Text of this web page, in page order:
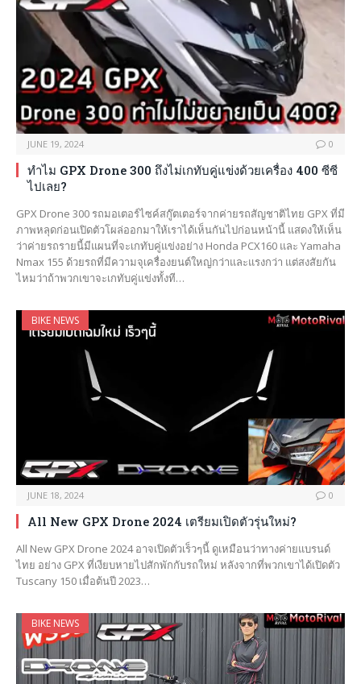
JUNE 19, 2024 0
ทำไม GPX Drone 300 ถึงไม่เกทับคู่แข่งด้วยเครื่อง 400 ซีซี
ไปเลย?
GPX Drone 300 รถมอเตอร์ไซค์สกู๊ตเตอร์จากค่ายรถสัญชาติไทย GPX ที่มี
ภาพหลุดก่อนเปิดตัวโผล่ออกมาให้เราได้เห็นกันไปก่อนหน้านี้ แสดงให้เห็น
ว่าค่ายรถรายนี้มีแผนที่จะเกทับคู่แข่งอย่าง Honda PCX160 และ Yamaha
Nmax 155 ด้วยรถที่มีความจุเครื่องยนต์ใหญ่กว่าและแรงกว่า แต่สงสัยกัน
ไหมว่าถ้าพวกเขาจะเกทับคู่แข่งทั้งที…
BIKE NEWS
JUNE 18, 2024 0
All New GPX Drone 2024 เตรียมเปิดตัวรุ่นใหม่?
All New GPX Drone 2024 อาจเปิดตัวเร็วๆนี้ ดูเหมือนว่าทางค่ายแบรนด์
ไทย อย่าง GPX ที่เงียบหายไปสักพักกับรถใหม่ หลังจากที่พวกเขาได้เปิดตัว
Tuscany 150 เมื่อต้นปี 2023…
BIKE NEWS